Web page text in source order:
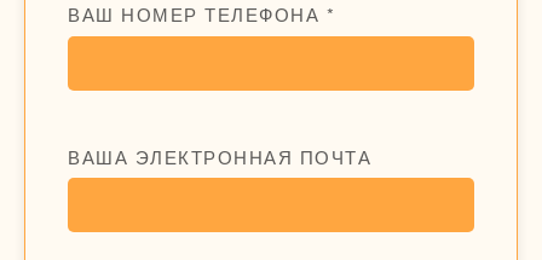
ВАШ НОМЕР ТЕЛЕФОНА *
ВАША ЭЛЕКТРОННАЯ ПОЧТА